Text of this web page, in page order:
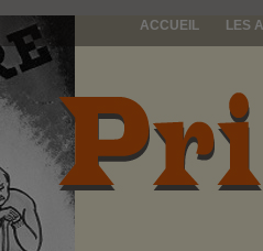
ACCUEIL LES